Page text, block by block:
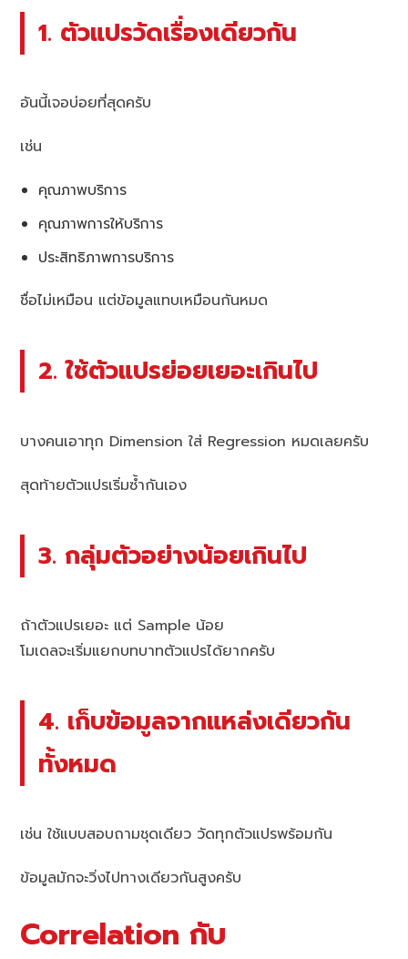
1. ตัวแปรวัดเรื่องเดียวกัน
อันนี้เจอบ่อยที่สุดครับ
เช่น
คุณภาพบริการ
คุณภาพการให้บริการ
ประสิทธิภาพการบริการ
ชื่อไม่เหมือน แต่ข้อมูลแทบเหมือนกันหมด
2. ใช้ตัวแปรย่อยเยอะเกินไป
บางคนเอาทุก Dimension ใส่ Regression หมดเลยครับ
สุดท้ายตัวแปรเริ่มซ้ำกันเอง
3. กลุ่มตัวอย่างน้อยเกินไป
ถ้าตัวแปรเยอะ แต่ Sample น้อย
โมเดลจะเริ่มแยกบทบาทตัวแปรได้ยากครับ
4. เก็บข้อมูลจากแหล่งเดียวกัน
ทั้งหมด
เช่น ใช้แบบสอบถามชุดเดียว วัดทุกตัวแปรพร้อมกัน
ข้อมูลมักจะวิ่งไปทางเดียวกันสูงครับ
Correlation กับ